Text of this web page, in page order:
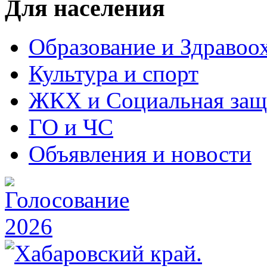
Для населения
Образование и
Культура и спорт
ЖКХ и Социальная
ГО и ЧС
Объявления и новости